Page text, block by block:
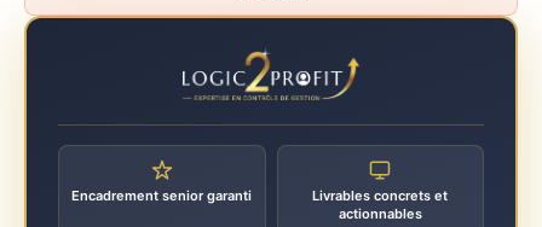
Encadrement senior garanti
Livrables concrets et
actionnables